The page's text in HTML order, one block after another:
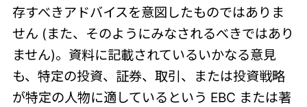
存すべきアドバイスを意図したものではありま
せん (また、そのようにみなされるべきではあり
ません)。資料に記載されているいかなる意見
も、特定の投資、証券、取引、または投資戦略
が特定の人物に適しているという EBC または著